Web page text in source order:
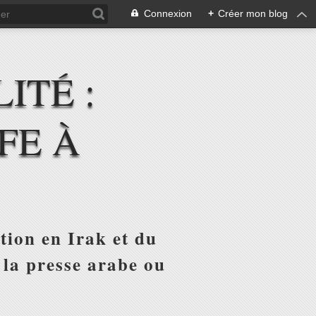
Connexion + Créer mon blog
:
À
en Irak et du
presse arabe ou